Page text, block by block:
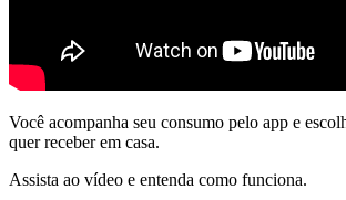
Você acompanha seu consumo pelo app e
quer receber em casa.
Assista ao vídeo e entenda como funciona.